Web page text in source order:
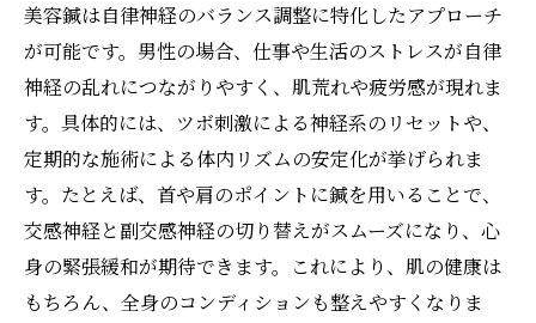
美容鍼は自律神経のバランス調整に特化したアプローチ
が可能です。男性の場合、仕事や生活のストレスが自律
神経の乱れにつながりやすく、肌荒れや疲労感が現れま
す。具体的には、ツボ刺激による神経系のリセットや、
定期的な施術による体内リズムの安定化が挙げられま
す。たとえば、首や肩のポイントに鍼を用いることで、
交感神経と副交感神経の切り替えがスムーズになり、心
身の緊張緩和が期待できます。これにより、肌の健康は
もちろん、全身のコンディションも整えやすくなりま